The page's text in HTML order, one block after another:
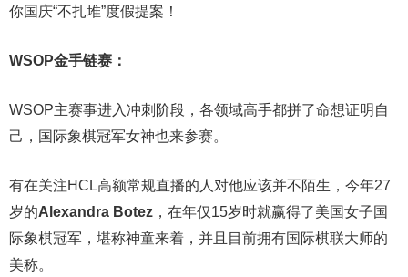
你国庆“不扎堆”度假提案！
WSOP金手链赛：
WSOP主赛事进入冲刺阶段，各领域高手都拼了命想证明自
己，国际象棋冠军女神也来参赛。
有在关注HCL高额常规直播的人对他应该并不陌生，今年27
岁的Alexandra Botez ，在年仅15岁时就赢得了美国女子国
际象棋冠军，堪称神童来着，并且目前拥有国际棋联大师的
美称。